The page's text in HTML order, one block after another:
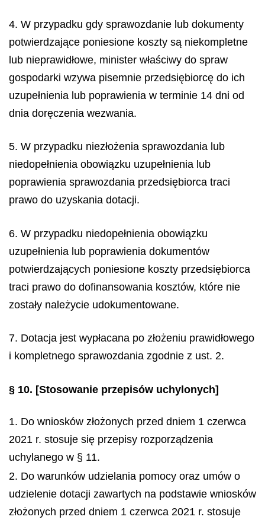
4. W przypadku gdy sprawozdanie lub dokumenty
potwierdzające poniesione koszty są niekompletne
lub nieprawidłowe, minister właściwy do spraw
gospodarki wzywa pisemnie przedsiębiorcę do ich
uzupełnienia lub poprawienia w terminie 14 dni od
dnia doręczenia wezwania.
5. W przypadku niezłożenia sprawozdania lub
niedopełnienia obowiązku uzupełnienia lub
poprawienia sprawozdania przedsiębiorca traci
prawo do uzyskania dotacji.
6. W przypadku niedopełnienia obowiązku
uzupełnienia lub poprawienia dokumentów
potwierdzających poniesione koszty przedsiębiorca
traci prawo do dofinansowania kosztów, które nie
zostały należycie udokumentowane.
7. Dotacja jest wypłacana po złożeniu prawidłowego
i kompletnego sprawozdania zgodnie z ust. 2.
§ 10. [Stosowanie przepisów uchylonych]
1. Do wniosków złożonych przed dniem 1 czerwca
2021 r. stosuje się przepisy rozporządzenia
uchylanego w § 11.
2. Do warunków udzielania pomocy oraz umów o
udzielenie dotacji zawartych na podstawie wniosków
złożonych przed dniem 1 czerwca 2021 r. stosuje